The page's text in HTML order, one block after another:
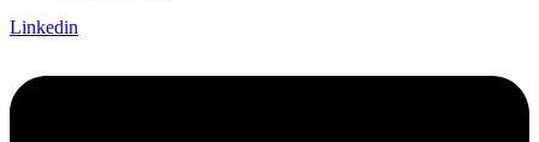
Linkedin